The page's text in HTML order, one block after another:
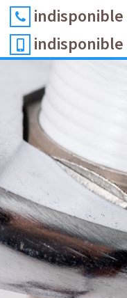
indisponible
indisponible